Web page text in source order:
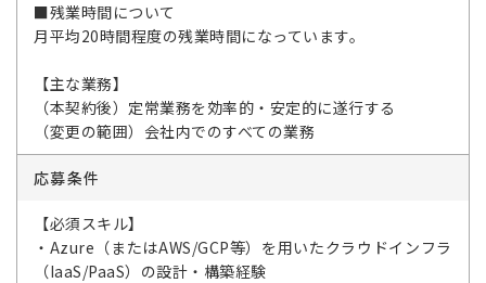
■残業時間について
月平均20時間程度の残業時間になっています。
【主な業務】
（本契約後）定常業務を効率的・安定的に遂行する
（変更の範囲）会社内でのすべての業務
応募条件
【必須スキル】
・Azure（またはAWS/GCP等）を用いたクラウドインフラ
（IaaS/PaaS）の設計・構築経験